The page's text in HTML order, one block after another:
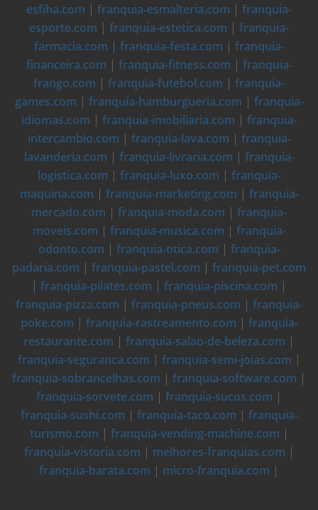
esfiha.com | franquia-esmalteria.com | franquia-
esporte.com | franquia-estetica.com | franquia-
farmacia.com | franquia-festa.com | franquia-
financeira.com | franquia-fitness.com | franquia-
frango.com | franquia-futebol.com | franquia-
games.com | franquia-hamburgueria.com | franquia-
idiomas.com | franquia-imobiliaria.com | franquia-
intercambio.com | franquia-lava.com | franquia-
lavanderia.com | franquia-livraria.com | franquia-
logistica.com | franquia-luxo.com | franquia-
maquina.com | franquia-marketing.com | franquia-
mercado.com | franquia-moda.com | franquia-
moveis.com | franquia-musica.com | franquia-
odonto.com | franquia-otica.com | franquia-
padaria.com | franquia-pastel.com | franquia-pet.com
| franquia-pilates.com | franquia-piscina.com |
franquia-pizza.com | franquia-pneus.com | franquia-
poke.com | franquia-rastreamento.com | franquia-
restaurante.com | franquia-salao-de-beleza.com |
franquia-seguranca.com | franquia-semi-joias.com |
franquia-sobrancelhas.com | franquia-software.com |
franquia-sorvete.com | franquia-sucos.com |
franquia-sushi.com | franquia-taco.com | franquia-
turismo.com | franquia-vending-machine.com |
franquia-vistoria.com | melhores-franquias.com |
franquia-barata.com | micro-franquia.com |